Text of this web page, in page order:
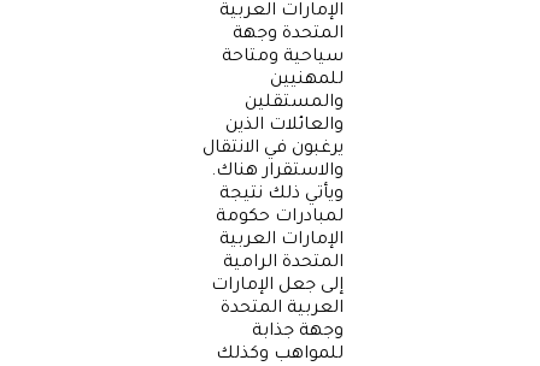
الإمارات العربية
المتحدة وجهة
سياحية ومتاحة
للمهنيين
والمستقلين
والعائلات الذين
يرغبون في الانتقال
والاستقرار هناك.
ويأتي ذلك نتيجة
لمبادرات حكومة
الإمارات العربية
المتحدة الرامية
إلى جعل الإمارات
العربية المتحدة
وجهة جذابة
للمواهب وكذلك